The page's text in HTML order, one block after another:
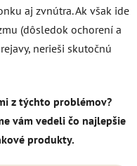
aj zvnútra. Ak však ide
(dôsledok ochorení a
nerieši skutočnú
z týchto problémov?
vám vedeli čo najlepšie
produkty.